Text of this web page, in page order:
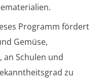
Programm fördert
Gemüse,
an Schulen und
zu